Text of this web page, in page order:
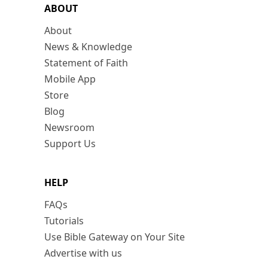
ABOUT
About
News & Knowledge
Statement of Faith
Mobile App
Store
Blog
Newsroom
Support Us
HELP
FAQs
Tutorials
Use Bible Gateway on Your Site
Advertise with us